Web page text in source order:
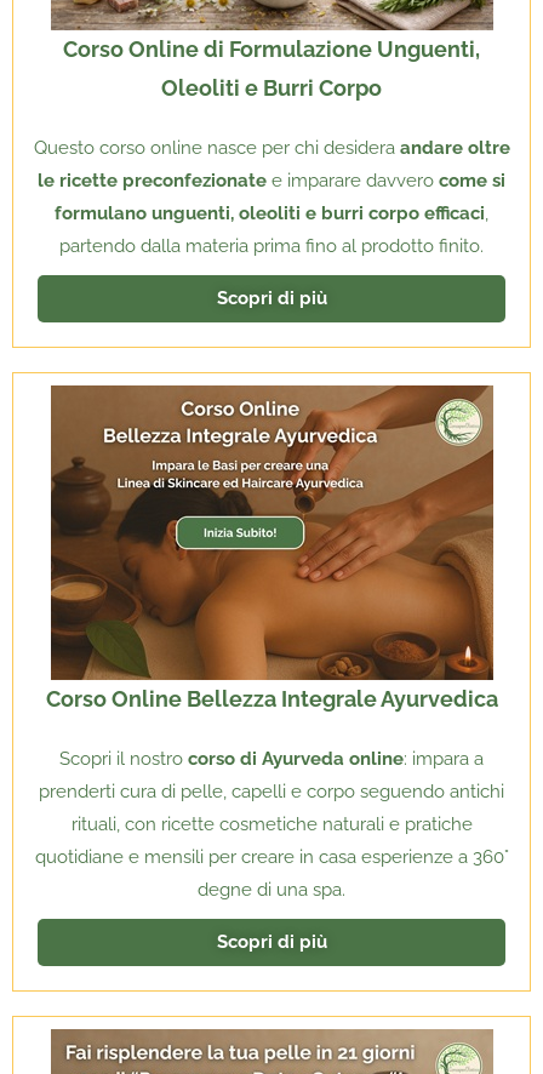
Corso Online di Formulazione Unguenti,
Oleoliti e Burri Corpo
Questo corso online nasce per chi desidera andare oltre
le ricette preconfezionate e imparare davvero come si
formulano unguenti, oleoliti e burri corpo efficaci,
partendo dalla materia prima fino al prodotto finito.
Scopri di più
Corso Online Bellezza Integrale Ayurvedica
Scopri il nostro corso di Ayurveda online: impara a
prenderti cura di pelle, capelli e corpo seguendo antichi
rituali, con ricette cosmetiche naturali e pratiche
quotidiane e mensili per creare in casa esperienze a 360°
degne di una spa.
Scopri di più